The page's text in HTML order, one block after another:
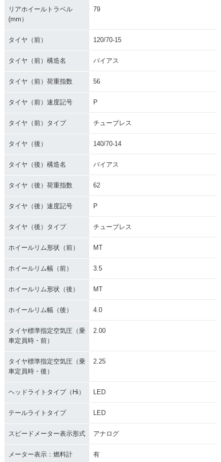
リアホイールトラベル
(mm）
79
タイヤ（前） 120/70-15
タイヤ（前）構造名 バイアス
タイヤ（前）荷重指数 56
タイヤ（前）速度記号 P
タイヤ（前）タイプ チューブレス
タイヤ（後） 140/70-14
タイヤ（後）構造名 バイアス
タイヤ（後）荷重指数 62
タイヤ（後）速度記号 P
タイヤ（後）タイプ チューブレス
ホイールリム形状（前） MT
ホイールリム幅（前） 3.5
ホイールリム形状（後） MT
ホイールリム幅（後） 4.0
タイヤ標準指定空気圧（乗
車定員時・前）
2.00
タイヤ標準指定空気圧（乗
車定員時・後）
2.25
ヘッドライトタイプ（Hi） LED
テールライトタイプ LED
スピードメーター表示形式 アナログ
メーター表示：燃料計 有